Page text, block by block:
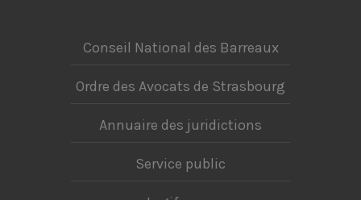
Conseil National des Barreaux
Ordre des Avocats de Strasbourg
Annuaire des juridictions
Service public